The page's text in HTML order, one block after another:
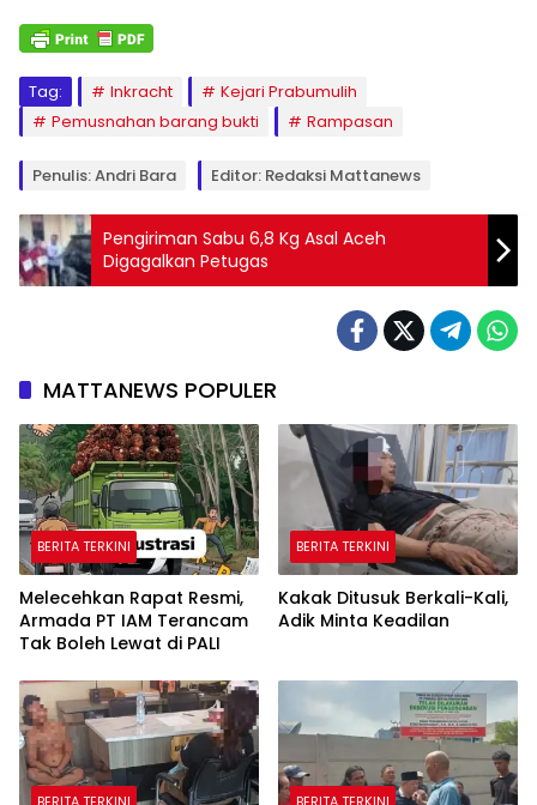
Tag: Inkracht
Kejari Prabumulih
Pemusnahan barang bukti
Rampasan
Penulis: Andri Bara Editor: Redaksi Mattanews
Pengiriman Sabu 6,8 Kg Asal Aceh
Digagalkan Petugas
MATTANEWS POPULER
BERITA TERKINI
Melecehkan Rapat Resmi,
Armada PT IAM Terancam
Tak Boleh Lewat di PALI
BERITA TERKINI
Kakak Ditusuk Berkali-Kali,
Adik Minta Keadilan